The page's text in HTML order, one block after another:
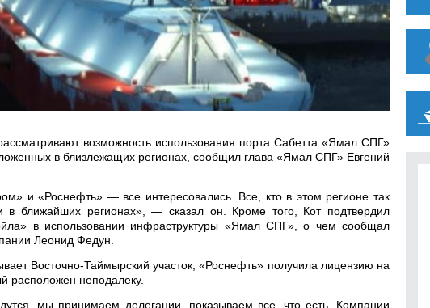
возможность использования порта Сабетта «Ямал СПГ»
в близлежащих регионах, сообщил глава «Ямал СПГ» Евгений
и «Роснефть» — все интересовались. Все, кто в этом регионе так
в ближайших регионах», — сказал он. Кроме того, Кот подтвердил
в использовании инфраструктуры «Ямал СПГ», о чем сообщал
Леонид Федун.
Восточно-Таймырский участок, «Роснефть» получила лицензию на
расположен неподалеку.
мы принимаем делегации, показываем все, что есть. Компании